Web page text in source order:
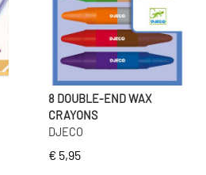
8 DOUBLE-END WAX
CRAYONS
DJECO
€ 5,95